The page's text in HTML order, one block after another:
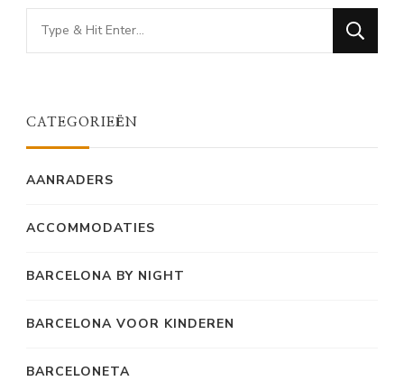
Looking
for
CATEGORIEËN
AANRADERS
ACCOMMODATIES
BARCELONA BY NIGHT
BARCELONA VOOR KINDEREN
BARCELONETA